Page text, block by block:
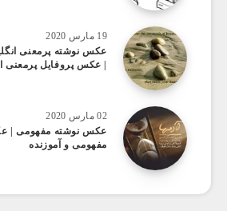
19 مارس 2020
عکس نوشته پرمعنی
| عکس پروفایل پرمعنی
02 مارس 2020
عکس نوشته مفهومی |
مفهومی و آموزنده